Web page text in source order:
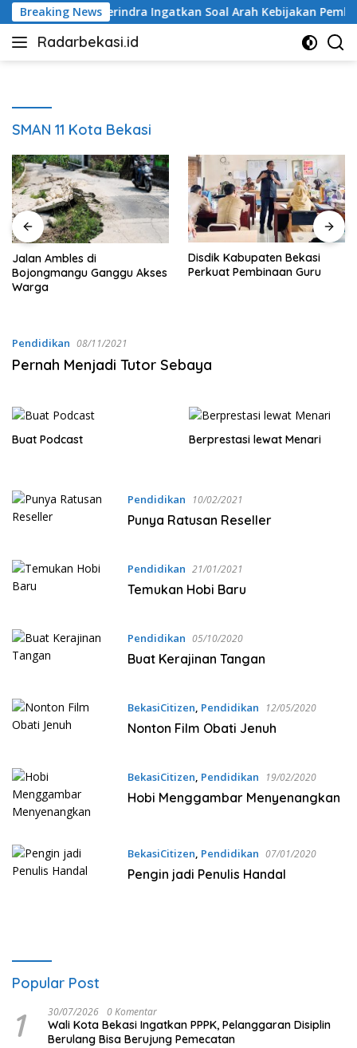
Langsung
ke
konten
Breaking News
Fraksi Gerindra Ingatkan Soal Arah Kebijakan Pemkab,
Radarbekasi.id
Berita
SMAN 11 Kota Bekasi
Jalan Ambles di
Bojongmangu Ganggu Akses
Warga
Disdik Kabupaten Bekasi
Perkuat Pembinaan Guru
Pendidikan 08/11/2021
Pernah Menjadi Tutor Sebaya
Buat Podcast Berprestasi lewat Menari
Pendidikan 10/02/2021
Punya Ratusan Reseller
Pendidikan 21/01/2021
Temukan Hobi Baru
Pendidikan 05/10/2020
Buat Kerajinan Tangan
BekasiCitizen, Pendidikan 12/05/2020
Nonton Film Obati Jenuh
BekasiCitizen, Pendidikan 19/02/2020
Hobi Menggambar Menyenangkan
BekasiCitizen, Pendidikan 07/01/2020
Pengin jadi Penulis Handal
Popular Post
1 30/07/2026 0 Komentar
Wali Kota Bekasi Ingatkan PPPK, Pelanggaran Disiplin
Berulang Bisa Berujung Pemecatan